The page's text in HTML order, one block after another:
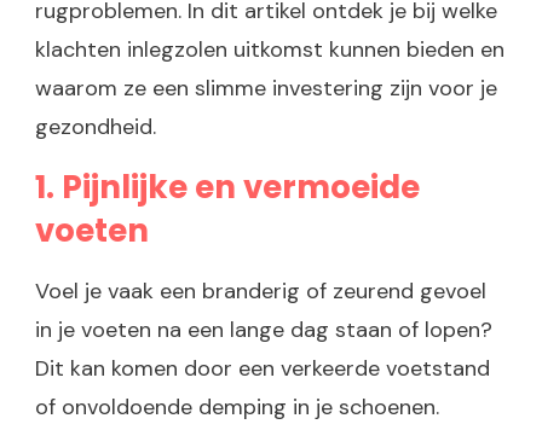
rugproblemen. In dit artikel ontdek je bij welke
klachten inlegzolen uitkomst kunnen bieden en
waarom ze een slimme investering zijn voor je
gezondheid.
1. Pijnlijke en vermoeide
voeten
Voel je vaak een branderig of zeurend gevoel
in je voeten na een lange dag staan of lopen?
Dit kan komen door een verkeerde voetstand
of onvoldoende demping in je schoenen.